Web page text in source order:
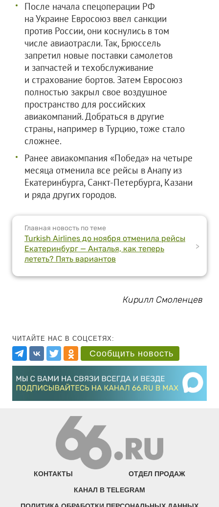
После начала спецоперации РФ
на Украине Евросоюз ввел санкции
против России, они коснулись в том
числе авиаотрасли. Так, Брюссель
запретил новые поставки самолетов
и запчастей и техобслуживание
и страхование бортов. Затем Евросоюз
полностью закрыл свое воздушное
пространство для российских
авиакомпаний. Добраться в другие
страны, например в Турцию, тоже стало
сложнее.
Ранее авиакомпания «Победа» на четыре
месяца отменила все рейсы в Анапу из
Екатеринбурга, Санкт-Петербурга, Казани
и ряда других городов.
Главная новость по теме
Turkish Airlines до ноября отменила рейсы
Екатеринбург — Анталья, как теперь
лететь? Пять вариантов
>
Кирилл Смоленцев
ЧИТАЙТЕ НАС В СОЦСЕТЯХ:
Сообщить новость
КОНТАКТЫ ОТДЕЛ ПРОДАЖ
КАНАЛ В TELEGRAM